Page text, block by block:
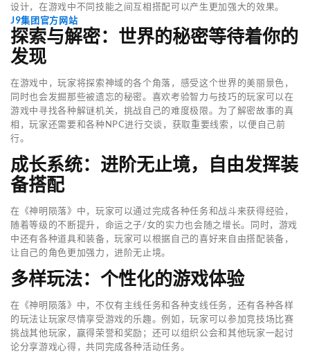
设计，在游戏中不同技能之间互相搭配可以产生更加强大的效果。
J9集团官方网站
探索与解密：世界的秘密等待着你的
发现
在游戏中，玩家将探索神域的各个角落，感受这个世界的美丽景色，
同时也会发掘那些被遗忘的秘密。喜欢考验智力与技巧的玩家可以在
游戏中寻找各种解谜机关，挑战自己的难度极限。为了解密故事的真
相，玩家还需要和各种NPC进行交谈，获取重要线索，以便自己前
行。
成长系统：进阶无止境，自由发挥装
备搭配
在《神明陨落》中，玩家可以通过完成各种任务和战斗来获得经验，
随着等级的不断提升，命运之子/女的实力也会随之增长。同时，游戏
中还有各种道具和装备，玩家可以根据自己的喜好来自由搭配装备，
让自己的角色更加强力，进阶无止境。
多样玩法：个性化的游戏体验
在《神明陨落》中，不仅有主线任务和各种支线任务，还有各种各样
的玩法让玩家尽情享受游戏的乐趣。例如，玩家可以参加竞技场比赛
挑战其他玩家，赢得荣誉和奖励；还可以组织公会和其他玩家一起讨
论分享游戏心得，共同完成各种活动任务。